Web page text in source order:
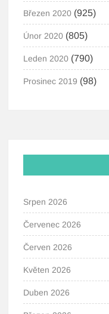
Březen 2020 (925)
Únor 2020 (805)
Leden 2020 (790)
Prosinec 2019 (98)
Srpen 2026
Červenec 2026
Červen 2026
Květen 2026
Duben 2026